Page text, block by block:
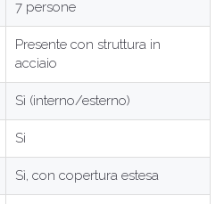
7 persone
Presente con struttura in
acciaio
Sì (interno/esterno)
Si
Sì, con copertura estesa